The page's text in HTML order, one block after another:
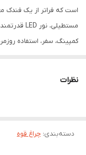
است که فراتر از یک فندک
کمپینگ، سفر، استفاده
نظرات
دسته‌بندی: چراغ قوه